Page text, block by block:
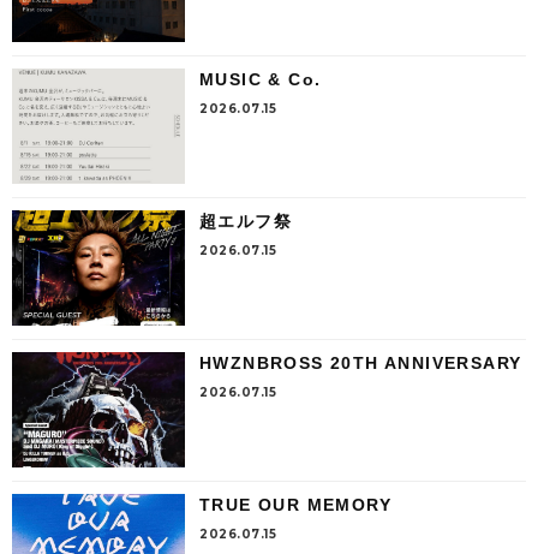
MUSIC & Co.
2026.07.15
超エルフ祭
2026.07.15
HWZNBROSS 20TH ANNIVERSARY
2026.07.15
TRUE OUR MEMORY
2026.07.15